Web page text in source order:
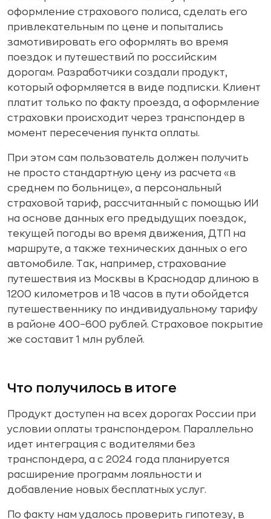
оформление страхового полиса, сделать его
привлекательным по цене и попытались
замотивировать его оформлять во время
поездок и путешествий по российским
дорогам. Разработчики создали продукт,
который оформляется в виде подписки. Клиент
платит только по факту проезда, а оформление
страховки происходит через транспондер в
момент пересечения пункта оплаты.
При этом сам пользователь должен получить
не просто стандартную цену из расчета «в
среднем по больнице», а персональный
страховой тариф, рассчитанный с помощью ИИ
на основе данных его предыдущих поездок,
текущей погоды во время движения, ДТП на
маршруте, а также технических данных о его
автомобиле. Так, например, страхование
путешествия из Москвы в Краснодар длиною в
1200 километров и 18 часов в пути обойдется
путешественнику по индивидуальному тарифу
в районе 400–600 рублей. Страховое покрытие
же составит 1 млн рублей.
Что получилось в итоге
Продукт доступен на всех дорогах России при
условии оплаты транспондером. Параллельно
идет интеграция с водителями без
транспондера, а с 2024 года планируется
расширение программ лояльности и
добавление новых бесплатных услуг.
По факту нам удалось проверить гипотезу, в